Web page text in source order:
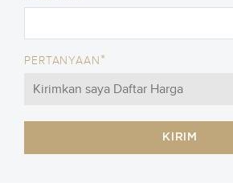
PERTANYAAN*
KIRIM